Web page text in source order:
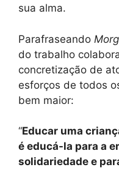
sua alma.
Parafraseando
do trabalho
concretização de
esforços de todos
bem maior:
“Educar uma
é educá-la para a
solidariedade e